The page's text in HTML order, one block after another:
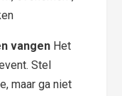
vangen Het
Stel
maar ga niet